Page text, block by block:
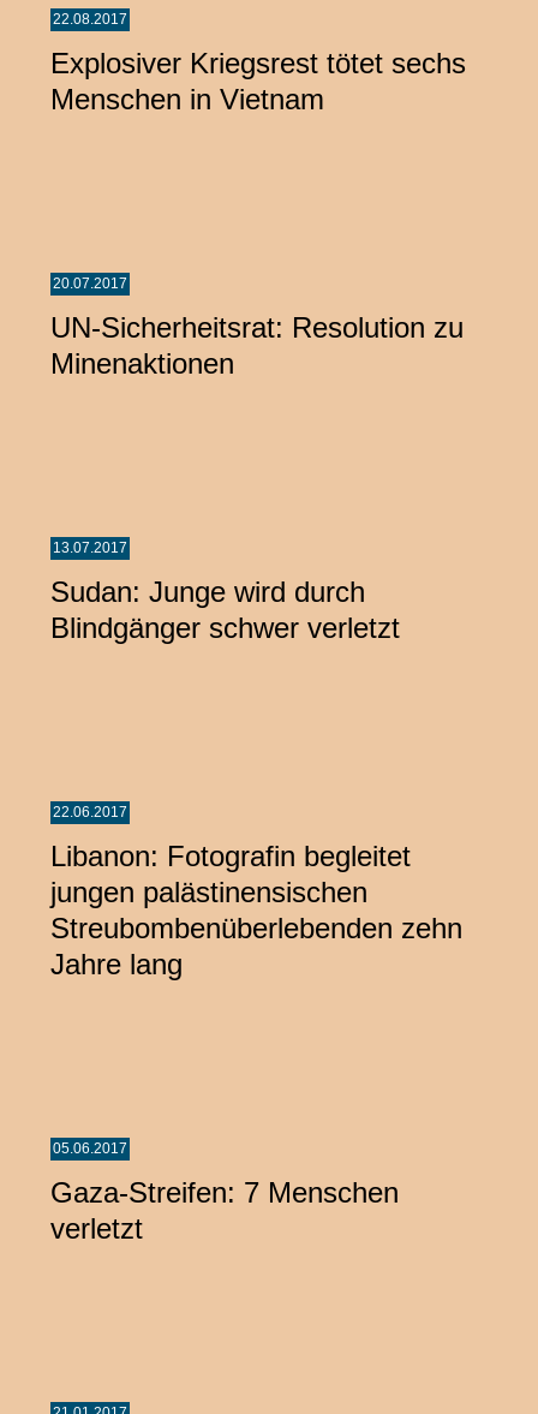
22.08.2017
Explosiver Kriegsrest tötet sechs
Menschen in Vietnam
20.07.2017
UN-Sicherheitsrat: Resolution zu
Minenaktionen
13.07.2017
Sudan: Junge wird durch
Blindgänger schwer verletzt
22.06.2017
Libanon: Fotografin begleitet
jungen palästinensischen
Streubombenüberlebenden zehn
Jahre lang
05.06.2017
Gaza-Streifen: 7 Menschen
verletzt